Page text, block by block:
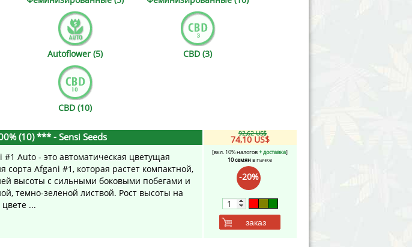
Seeds
Seedy Simon
Söllner - Vadda's Marijuanabam
Sumo Seeds
Victory Seeds
Vision Seeds
Autoflower (5) CBD (3)
CBD (10)
(10) ***- Sensi Seeds
#1 Auto - это автоматическая цветущая
сорта Afgani #1, которая растет компактной,
высоты с сильными боковыми побегами и
темно-зеленой листвой. Рост высоты на
цвете ...
92,62 US$
74,10 US$
[вкл. 10% налогов+ доставка]
10 семянв пачке
-20%
заказ